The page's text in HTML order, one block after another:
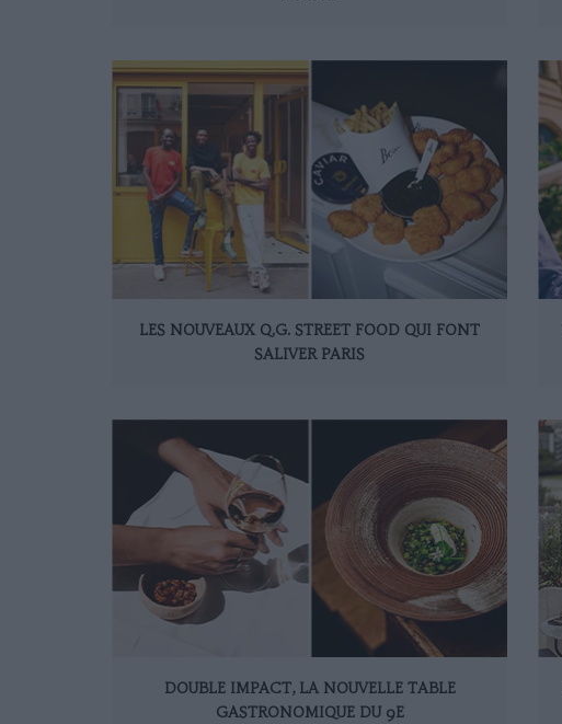
LES NOUVEAUX Q.G. STREET FOOD QUI FONT
SALIVER PARIS
DOUBLE IMPACT, LA NOUVELLE TABLE
GASTRONOMIQUE DU 9E